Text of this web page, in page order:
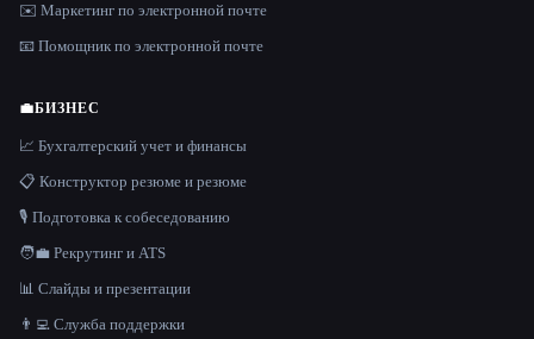
✉️ Маркетинг по электронной почте
📧 Помощник по электронной почте
💼БИЗНЕС
📈 Бухгалтерский учет и финансы
📋 Конструктор резюме и резюме
🎙️ Подготовка к собеседованию
🧑‍💼 Рекрутинг и ATS
📊 Слайды и презентации
👨‍💻 Служба поддержки